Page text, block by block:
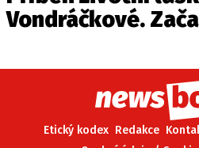
Vondráčkové.
Etický kodex Redakce